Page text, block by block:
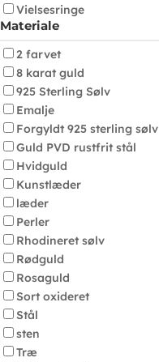
Vielsesringe
Materiale
2 farvet
8 karat guld
925 Sterling Sølv
Emalje
Forgyldt 925 sterling sølv
Guld PVD rustfrit stål
Hvidguld
Kunstlæder
læder
Perler
Rhodineret sølv
Rødguld
Rosaguld
Sort oxideret
Stål
sten
Træ